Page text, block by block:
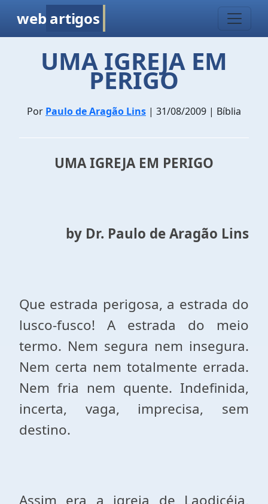
web artigos
UMA IGREJA EM
PERIGO
Por Paulo de Aragão Lins | 31/08/2009 | Bíblia
UMA IGREJA EM PERIGO
by Dr. Paulo de Aragão Lins
Que estrada perigosa, a estrada do
lusco-fusco! A estrada do meio
termo. Nem segura nem insegura.
Nem certa nem totalmente errada.
Nem fria nem quente. Indefinida,
incerta, vaga, imprecisa, sem
destino.
Assim era a igreja de Laodicéia,